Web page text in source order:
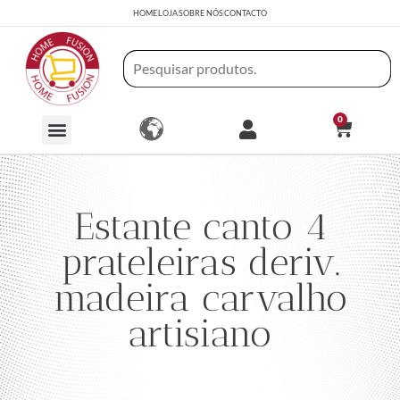
HOMELOJASOBRE NÓSCONTACTO
0
Estante canto 4
prateleiras deriv.
madeira carvalho
artisiano